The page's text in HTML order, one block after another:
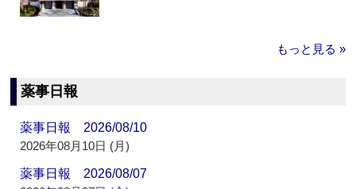
もっと見る »
薬事日報
薬事日報 2026/08/10
2026年08月10日 (月)
薬事日報 2026/08/07